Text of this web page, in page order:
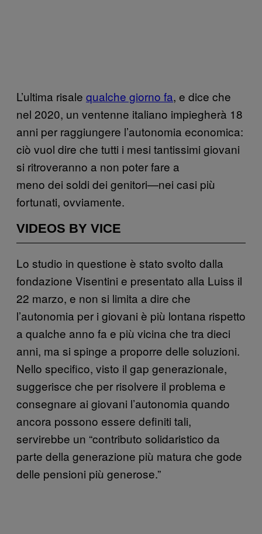
L’ultima risale qualche giorno fa, e dice che
nel 2020, un ventenne italiano impiegherà 18
anni per raggiungere l’autonomia economica:
ciò vuol dire che tutti i mesi tantissimi giovani
si ritroveranno a non poter fare a
meno dei soldi dei genitori—nei casi più
fortunati, ovviamente.
VIDEOS BY VICE
Lo studio in questione è stato svolto dalla
fondazione Visentini e presentato alla Luiss il
22 marzo, e non si limita a dire che
l’autonomia per i giovani è più lontana rispetto
a qualche anno fa e più vicina che tra dieci
anni, ma si spinge a proporre delle soluzioni.
Nello specifico, visto il gap generazionale,
suggerisce che per risolvere il problema e
consegnare ai giovani l’autonomia quando
ancora possono essere definiti tali,
servirebbe un “contributo solidaristico da
parte della generazione più matura che gode
delle pensioni più generose.”